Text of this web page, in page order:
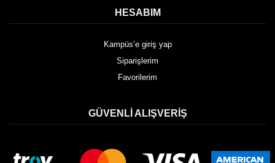
HESABIM
Kampüs’e giriş yap
Siparişlerim
Favorilerim
GÜVENLI ALIŞVERIŞ